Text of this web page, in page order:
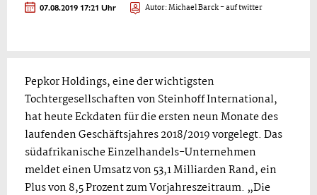
07.08.2019 17:21 Uhr Autor:Michael Barck- auf twitter
Pepkor Holdings, eine der wichtigsten
Tochtergesellschaften von Steinhoff International,
hat heute Eckdaten für die ersten neun Monate des
laufenden Geschäftsjahres 2018/2019 vorgelegt. Das
südafrikanische Einzelhandels-Unternehmen
meldet einen Umsatz von 53,1 Milliarden Rand, ein
Plus von 8,5 Prozent zum Vorjahreszeitraum. „Die